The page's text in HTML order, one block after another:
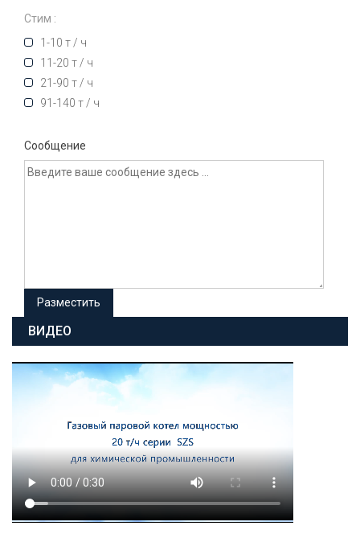
Стим :
1-10 т / ч
11-20 т / ч
21-90 т / ч
91-140 т / ч
Сообщение
ВИДЕО